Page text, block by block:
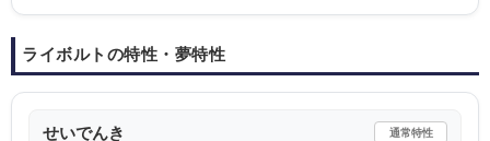
ライボルトの特性・夢特性
せいでんき 通常特性